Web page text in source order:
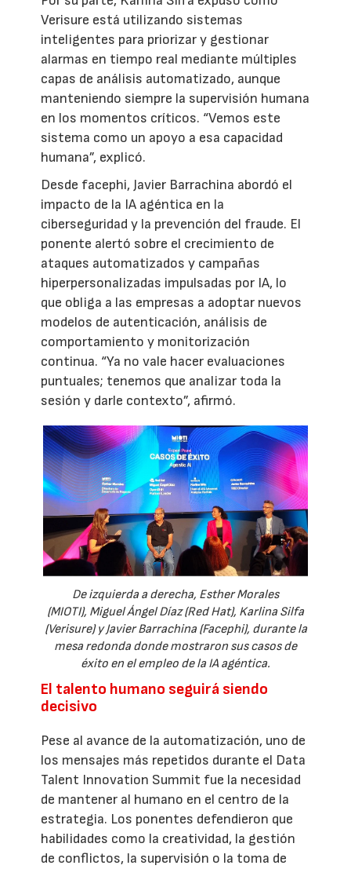
Verisure está utilizando sistemas
inteligentes para priorizar y gestionar
alarmas en tiempo real mediante múltiples
capas de análisis automatizado, aunque
manteniendo siempre la supervisión humana
en los momentos críticos. “Vemos este
sistema como un apoyo a esa capacidad
humana”, explicó.
Desde facephi, Javier Barrachina abordó el
impacto de la IA agéntica en la
ciberseguridad y la prevención del fraude. El
ponente alertó sobre el crecimiento de
ataques automatizados y campañas
hiperpersonalizadas impulsadas por IA, lo
que obliga a las empresas a adoptar nuevos
modelos de autenticación, análisis de
comportamiento y monitorización
continua. “Ya no vale hacer evaluaciones
puntuales; tenemos que analizar toda la
sesión y darle contexto”, afirmó.
De izquierda a derecha, Esther Morales
(MIOTI), Miguel Ángel Díaz (Red Hat), Karlina Silfa
(Verisure) y Javier Barrachina (Facephi), durante la
mesa redonda donde mostraron sus casos de
éxito en el empleo de la IA agéntica.
El talento humano seguirá siendo
decisivo
Pese al avance de la automatización, uno de
los mensajes más repetidos durante el Data
Talent Innovation Summit fue la necesidad
de mantener al humano en el centro de la
estrategia. Los ponentes defendieron que
habilidades como la creatividad, la gestión
de conflictos, la supervisión o la toma de